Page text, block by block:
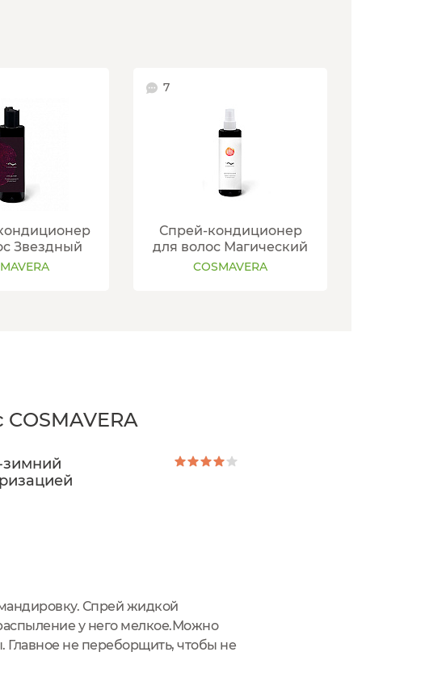
Звездный
7
Спрей-кондиционер
для волос Магический
COSMAVERA
Спрей жидкой
у него мелкое.Можно
Главное не переборщить, чтобы не